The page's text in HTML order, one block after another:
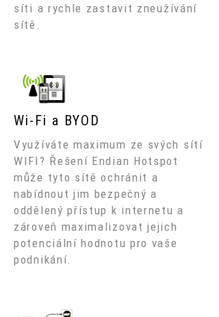
síti a rychle zastavit zneužívání
sítě.
Wi-Fi a BYOD
Využíváte maximum ze svých sítí
WIFI? Řešení Endian Hotspot
může tyto sítě ochránit a
nabídnout jim bezpečný a
oddělený přístup k internetu a
zároveň maximalizovat jejich
potenciální hodnotu pro vaše
podnikání.